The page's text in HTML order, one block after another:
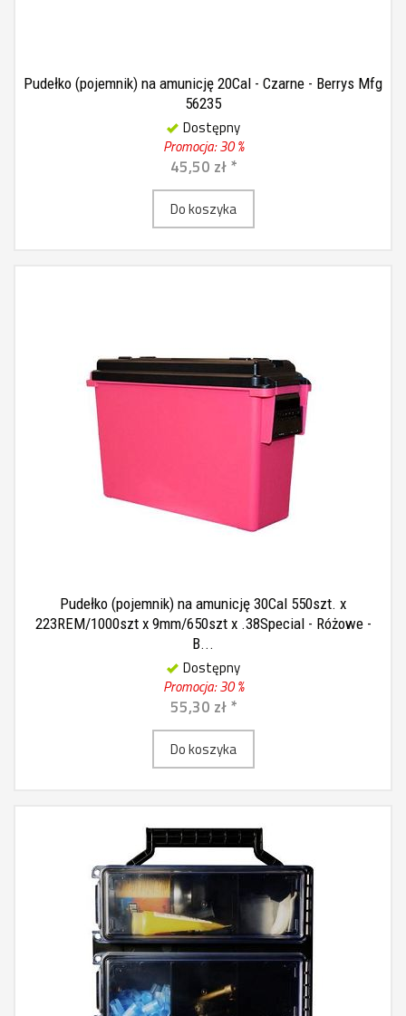
Pudełko (pojemnik) na amunicję 20Cal - Czarne - Berrys Mfg
56235
Dostępny
Promocja: 30 %
45,50 zł *
Do koszyka
Pudełko (pojemnik) na amunicję 30Cal 550szt. x
223REM/1000szt x 9mm/650szt x .38Special - Różowe -
B...
Dostępny
Promocja: 30 %
55,30 zł *
Do koszyka